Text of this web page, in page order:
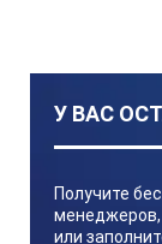
измерения,
Также при
такие
У ВАС
Получите
менеджеров,
или